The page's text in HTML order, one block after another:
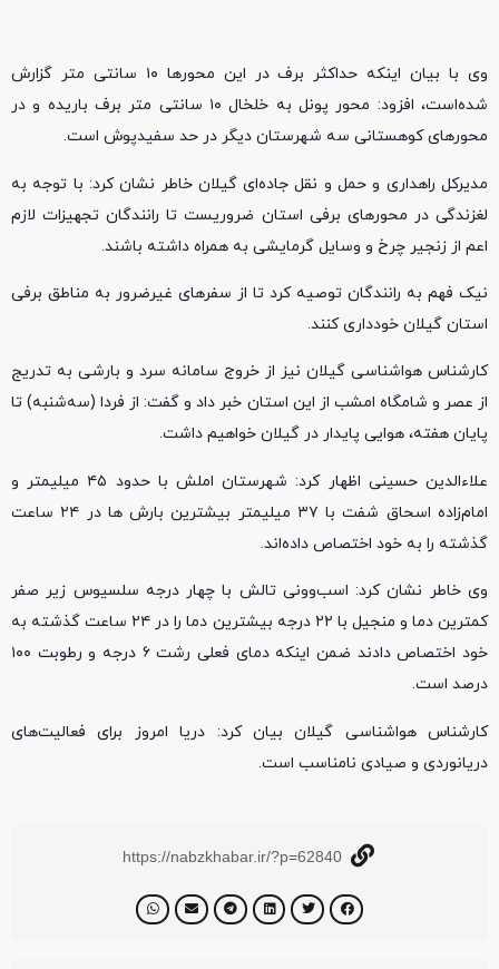
وی با بیان اینکه حداکثر برف در این محورها ۱۰ سانتی متر گزارش
شده‌است، افزود: محور پونل به خلخال ۱۰ سانتی متر برف باریده و در
محورهای کوهستانی سه شهرستان دیگر در حد سفیدپوش است.
مدیرکل راهداری و حمل و نقل جاده‌ای گیلان خاطر نشان کرد: با توجه به
لغزندگی در محورهای برفی استان ضروریست تا رانندگان تجهیزات لازم
اعم از زنجیر چرخ و وسایل گرمایشی به همراه داشته باشند.
نیک فهم به رانندگان توصیه کرد تا از سفرهای غیرضرور به مناطق برفی
استان گیلان خودداری کنند.
کارشناس هواشناسی گیلان نیز از خروج سامانه سرد و بارشی به تدریج
از عصر و شامگاه امشب از این استان خبر داد و گفت: از فردا (سه‌شنبه) تا
پایان هفته، هوایی پایدار در گیلان خواهیم داشت.
علاءالدین حسینی اظهار کرد: شهرستان املش با حدود ۴۵ میلیمتر و
امام‌زاده اسحاق شفت با ۳۷ میلیمتر بیشترین بارش ها در ۲۴ ساعت
گذشته را به خود اختصاص داده‌اند.
وی خاطر نشان کرد: اسب‌وونی تالش با چهار درجه سلسیوس زیر صفر
کمترین دما و منجیل با ۲۲ درجه بیشترین دما را در ۲۴ ساعت گذشته به
خود اختصاص دادند ضمن اینکه دمای فعلی رشت ۶ درجه و رطوبت ۱۰۰
درصد است.
کارشناس هواشناسی گیلان بیان کرد: دریا امروز برای فعالیت‌های
دریانوردی و صیادی نامناسب است.
https://nabzkhabar.ir/?p=62840